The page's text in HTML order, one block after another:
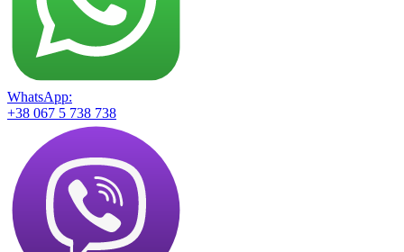
WhatsApp:
+38 067 5 738 738